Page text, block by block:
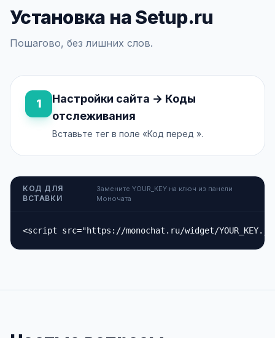
Установка на Setup.ru
Пошагово, без лишних слов.
1
Настройки сайта → Коды
отслеживания
Вставьте тег в поле «Код перед ».
КОД ДЛЯ
ВСТАВКИ
Замените YOUR_KEY на ключ из панели
Моночата
<script src="https://monochat.ru/widget/